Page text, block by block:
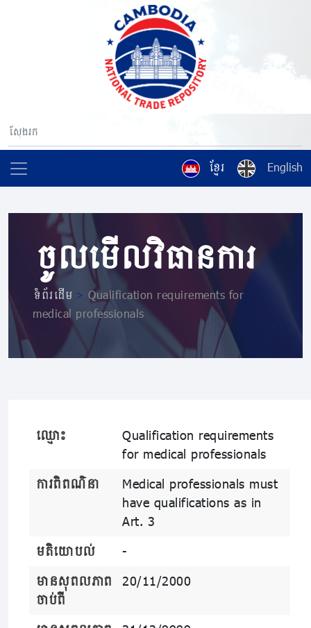
ខ្មែរ English
ចូលមើលវិធានការ
ទំព័រដើម> Qualification requirements for
medical professionals
ឈ្មោះ
Qualification requirements
for medical professionals
ការពិពណ៌នា
Medical professionals must
have qualifications as in
Art. 3
មតិយោបល់
-
មានសុពលភាព
ចាប់ពី
20/11/2000